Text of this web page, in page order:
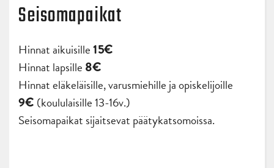
Seisomapaikat
Hinnat aikuisille15€
Hinnat lapsille 8€
Hinnat eläkeläisille, varusmiehille ja opiskelijoille
9€ (koululaisille 13-16v.)
Seisomapaikat sijaitsevat päätykatsomoissa.